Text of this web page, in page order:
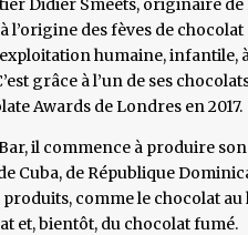
Didier Smeets, originaire
l’origine des fèves de
humaine, infantile,
grâce à l’un de ses
Awards de Londres en 2017.
il commence à produire
Cuba, de République
comme le chocolat
et, bientôt, du chocolat fumé.